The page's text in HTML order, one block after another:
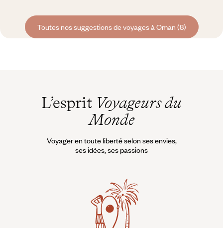
Toutes nos suggestions de voyages à Oman (8)
L’esprit Voyageurs du
Monde
Voyager en toute liberté selon ses envies,
ses idées, ses passions